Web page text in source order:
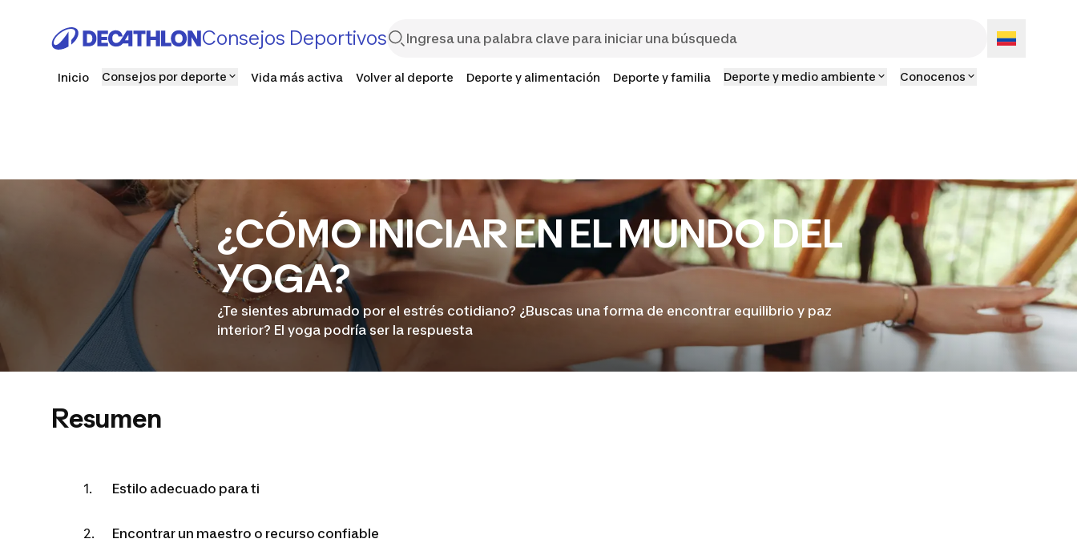
Consejos Deportivos
Inicio Consejos por deporte Vida más activa Volver al deporte Deporte y alimentación Deporte y familia Deporte y medio ambiente Conocenos
¿CÓMO INICIAR EN EL MUNDO DEL
YOGA?
¿Te sientes abrumado por el estrés cotidiano? ¿Buscas una forma de encontrar equilibrio y paz
interior? El yoga podría ser la respuesta
Resumen
Estilo adecuado para ti
Encontrar un maestro o recurso confiable